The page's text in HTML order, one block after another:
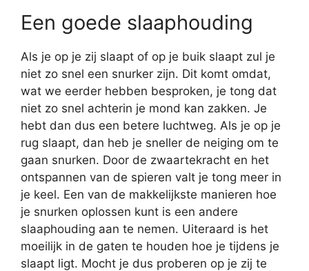
Een goede slaaphouding
Als je op je zij slaapt of op je buik slaapt zul je
niet zo snel een snurker zijn. Dit komt omdat,
wat we eerder hebben besproken, je tong dat
niet zo snel achterin je mond kan zakken. Je
hebt dan dus een betere luchtweg. Als je op je
rug slaapt, dan heb je sneller de neiging om te
gaan snurken. Door de zwaartekracht en het
ontspannen van de spieren valt je tong meer in
je keel. Een van de makkelijkste manieren hoe
je snurken oplossen kunt is een andere
slaaphouding aan te nemen. Uiteraard is het
moeilijk in de gaten te houden hoe je tijdens je
slaapt ligt. Mocht je dus proberen op je zij te